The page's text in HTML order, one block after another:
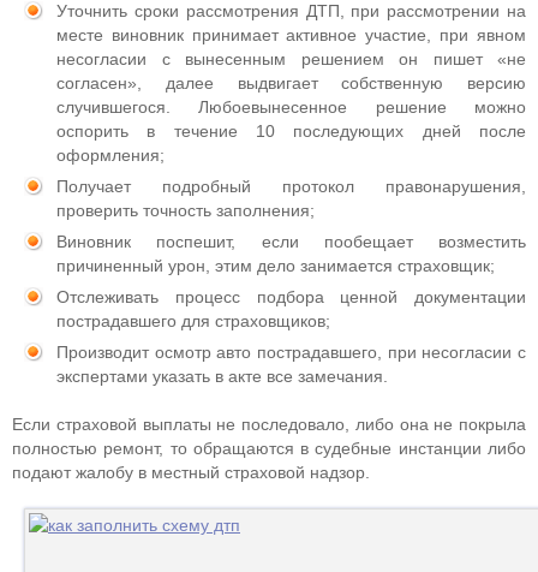
Уточнить сроки рассмотрения ДТП, при рассмотрении на
месте виновник принимает активное участие, при явном
несогласии с вынесенным решением он пишет «не
согласен», далее выдвигает собственную версию
случившегося. Любоевынесенное решение можно
оспорить в течение 10 последующих дней после
оформления;
Получает подробный протокол правонарушения,
проверить точность заполнения;
Виновник поспешит, если пообещает возместить
причиненный урон, этим дело занимается страховщик;
Отслеживать процесс подбора ценной документации
пострадавшего для страховщиков;
Производит осмотр авто пострадавшего, при несогласии с
экспертами указать в акте все замечания.
Если страховой выплаты не последовало, либо она не покрыла
полностью ремонт, то обращаются в судебные инстанции либо
подают жалобу в местный страховой надзор.